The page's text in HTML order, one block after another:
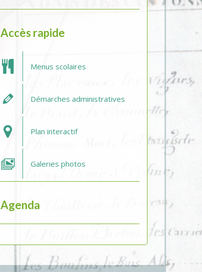
Accès rapide
Menus scolaires
Démarches administratives
Plan interactif
Galeries photos
Agenda